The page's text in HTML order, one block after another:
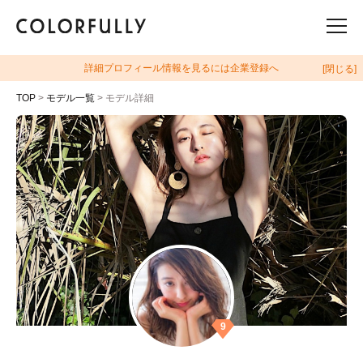
詳細プロフィール情報を見るには企業登録へ [閉じる]
TOP > モデル一覧 > モデル詳細
9